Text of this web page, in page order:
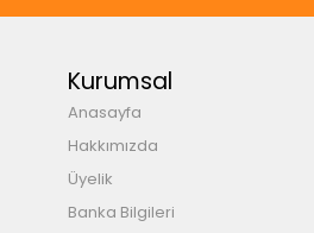
Kurumsal
Anasayfa
Hakkımızda
Üyelik
Banka Bilgileri